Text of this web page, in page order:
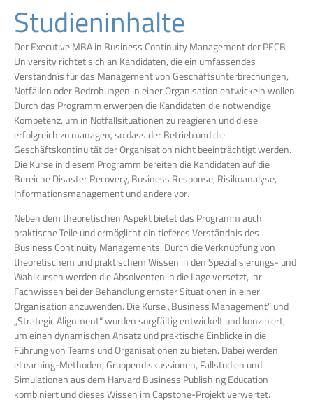
Studieninhalte
Der Executive MBA in Business Continuity Management der PECB
University richtet sich an Kandidaten, die ein umfassendes
Verständnis für das Management von Geschäftsunterbrechungen,
Notfällen oder Bedrohungen in einer Organisation entwickeln wollen.
Durch das Programm erwerben die Kandidaten die notwendige
Kompetenz, um in Notfallsituationen zu reagieren und diese
erfolgreich zu managen, so dass der Betrieb und die
Geschäftskontinuität der Organisation nicht beeinträchtigt werden.
Die Kurse in diesem Programm bereiten die Kandidaten auf die
Bereiche Disaster Recovery, Business Response, Risikoanalyse,
Informationsmanagement und andere vor.
Neben dem theoretischen Aspekt bietet das Programm auch
praktische Teile und ermöglicht ein tieferes Verständnis des
Business Continuity Managements. Durch die Verknüpfung von
theoretischem und praktischem Wissen in den Spezialisierungs- und
Wahlkursen werden die Absolventen in die Lage versetzt, ihr
Fachwissen bei der Behandlung ernster Situationen in einer
Organisation anzuwenden. Die Kurse „Business Management“ und
„Strategic Alignment“ wurden sorgfältig entwickelt und konzipiert,
um einen dynamischen Ansatz und praktische Einblicke in die
Führung von Teams und Organisationen zu bieten. Dabei werden
eLearning-Methoden, Gruppendiskussionen, Fallstudien und
Simulationen aus dem Harvard Business Publishing Education
kombiniert und dieses Wissen im Capstone-Projekt verwertet.